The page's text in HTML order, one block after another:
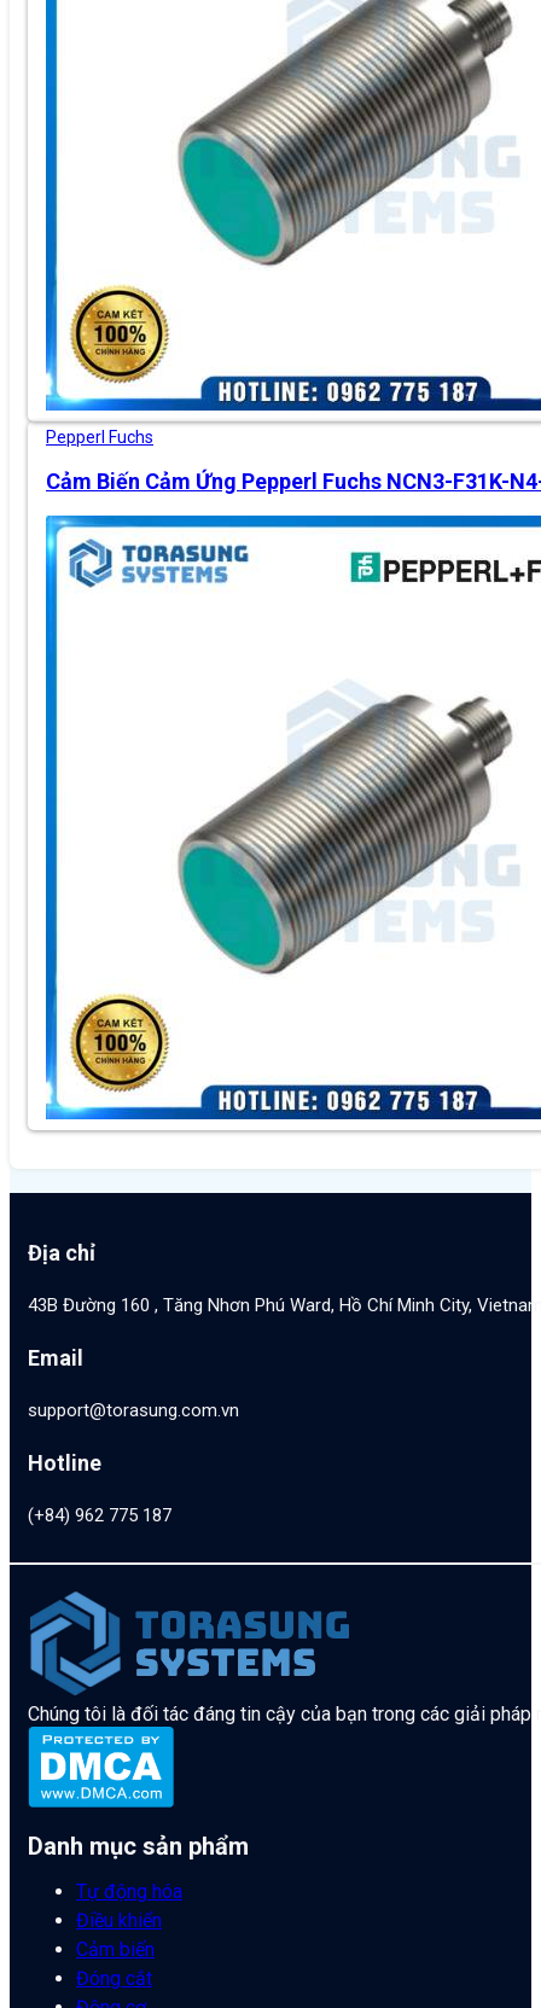
Pepperl Fuchs
Cảm Biến Cảm Ứng Pepperl Fuchs NCN3-F31K-
Địa chỉ
43B Đường 160 , Tăng Nhơn Phú Ward, Hồ Chí Minh City,
Email
support@torasung.com.vn
Hotline
(+84) 962 775 187
Chúng tôi là đối tác đáng tin cậy của bạn trong các giải pháp
Danh mục sản phẩm
Tự động hóa
Điều khiển
Cảm biến
Đóng cắt